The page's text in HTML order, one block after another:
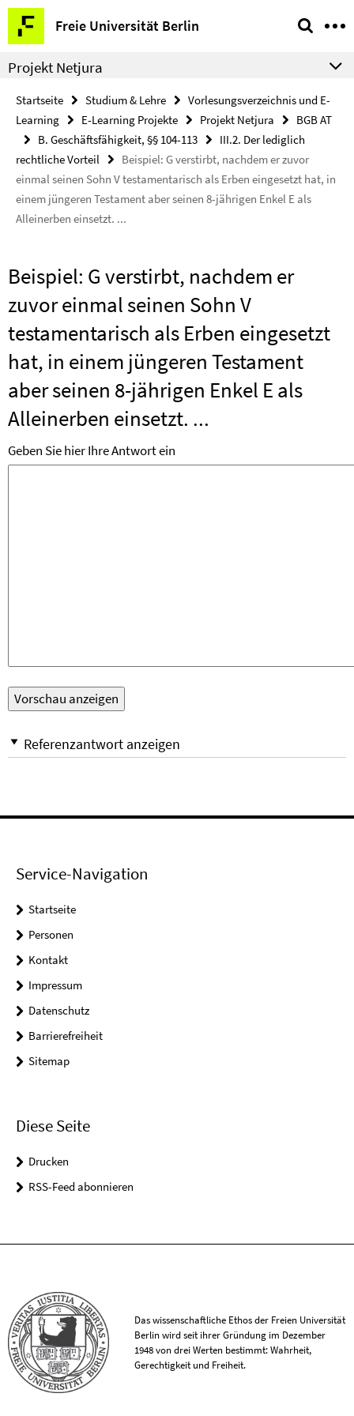
Springe
direkt
zu
Inhalt
Freie Universität Berlin
Service-
Navigation
Projekt Netjura
Startseite Studium & Lehre
Vorlesungsverzeichnis und E-
Learning
E-Learning Projekte Projekt Netjura
BGB AT
B. Geschäftsfähigkeit, §§ 104-113
III.2. Der lediglich
rechtliche Vorteil
Beispiel: G verstirbt, nachdem er zuvor
einmal seinen Sohn V testamentarisch als Erben eingesetzt hat, in
einem jüngeren Testament aber seinen 8-jährigen Enkel E als
Alleinerben einsetzt. ...
Beispiel: G verstirbt, nachdem er
zuvor einmal seinen Sohn V
testamentarisch als Erben eingesetzt
hat, in einem jüngeren Testament
aber seinen 8-jährigen Enkel E als
Alleinerben einsetzt. ...
Geben Sie hier Ihre Antwort ein
Referenzantwort anzeigen
Service-Navigation
Startseite
Personen
Kontakt
Impressum
Datenschutz
Barrierefreiheit
Sitemap
Diese Seite
Drucken
RSS-Feed abonnieren
Das wissenschaftliche Ethos der Freien Universität
Berlin wird seit ihrer Gründung im Dezember
1948 von drei Werten bestimmt: Wahrheit,
Gerechtigkeit und Freiheit.